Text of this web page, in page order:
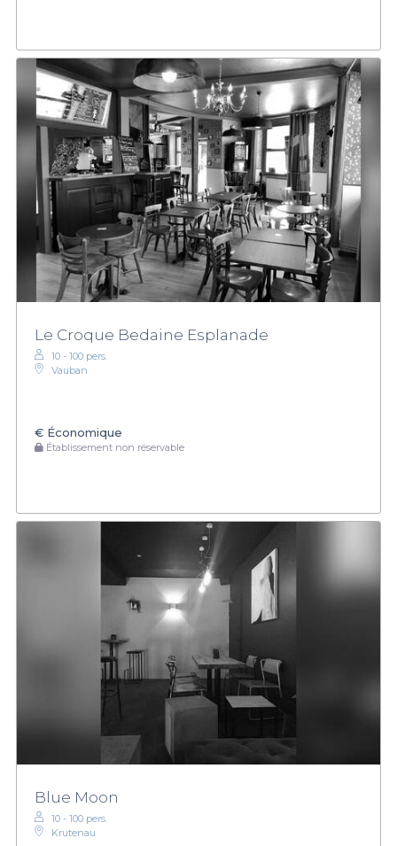
Le Croque Bedaine Esplanade
10 - 100 pers.
Vauban
€ Économique
Établissement non réservable
Blue Moon
10 - 100 pers.
Krutenau